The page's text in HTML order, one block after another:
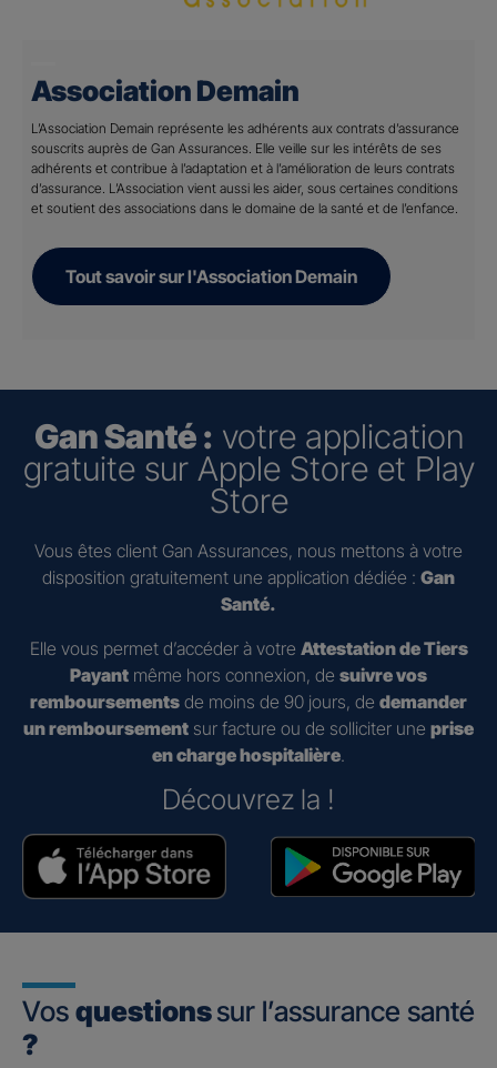
Association Demain
L’Association Demain représente les adhérents aux contrats d’assurance
souscrits auprès de Gan Assurances. Elle veille sur les intérêts de ses
adhérents et contribue à l’adaptation et à l’amélioration de leurs contrats
d’assurance. L’Association vient aussi les aider, sous certaines conditions
et soutient des associations dans le domaine de la santé et de l’enfance.
Tout savoir sur l'Association Demain
Gan Santé : votre application
gratuite sur Apple Store et Play
Store
Vous êtes client Gan Assurances, nous mettons à votre
disposition gratuitement une application dédiée : Gan
Santé.
Elle vous permet d’accéder à votre Attestation de Tiers
Payant même hors connexion, de suivre vos
remboursements de moins de 90 jours, de demander
un remboursement sur facture ou de solliciter une prise
en charge hospitalière.
Découvrez la !
Vos questionssur l’assurance santé
?